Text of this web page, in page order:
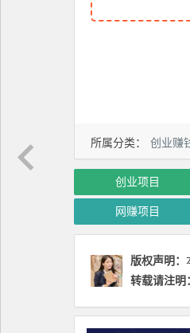
所属分类： 创业赚
创业项目
网赚项目
版权声明：
转载请注明：